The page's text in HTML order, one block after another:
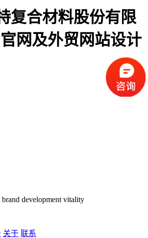
复合材料股份有限
网及外贸网站设计
development vitality
关于 联系